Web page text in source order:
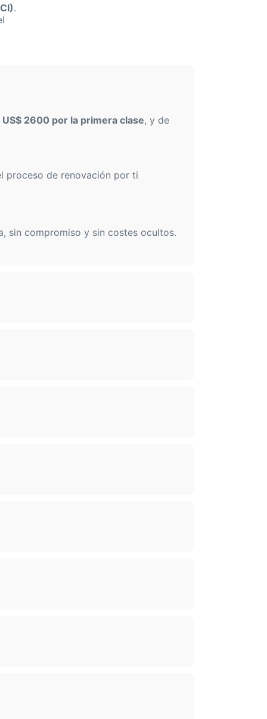
.
US$ 2600 por la primera clase, y de
proceso de renovación por ti
sin compromiso y sin costes ocultos.